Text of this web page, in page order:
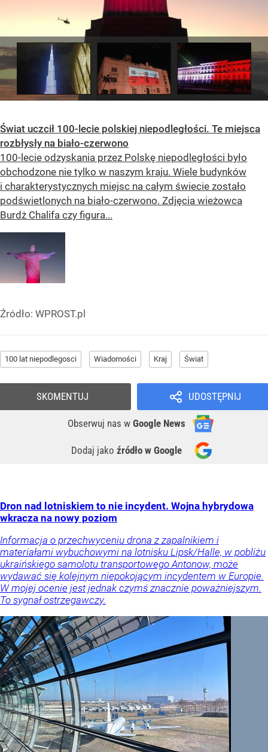
Świat uczcił 100-lecie polskiej niepodległości. Te miejsca
rozbłysły na biało-czerwono
100-lecie odzyskania przez Polskę niepodległości było
obchodzone nie tylko w naszym kraju. Wiele budynków
i charakterystycznych miejsc na całym świecie zostało
podświetlonych na biało-czerwono. Zdjęcia wieżowca
Burdż Chalifa czy figura...
Źródło: WPROST.pl
100 lat niepodlegosci Wiadomości Kraj Świat
UDOSTĘPNIJ
Obserwuj nas w Google News
Dodaj jako źródło w Google
SKOMENTUJ
Dron nad lotniskiem to nie incydent. Wojna hybrydowa
wkracza na nowy poziom
Informacja o przechwyceniu drona z zapalnikiem i
materiałami wybuchowymi na lotnisku Lipsk/Halle, w pobliżu
ukraińskiego samolotu transportowego Antonow, może
wydawać się kolejnym niepokojącym incydentem w Europie.
W mojej ocenie jest jednak czymś znacznie poważniejszym.
To sygnał ostrzegawczy.